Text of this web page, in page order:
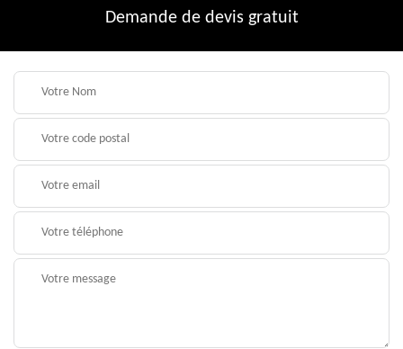
Demande de devis gratuit